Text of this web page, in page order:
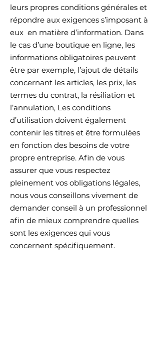
leurs propres conditions générales et
répondre aux exigences s’imposant à
eux en matière d’information. Dans
le cas d’une boutique en ligne, les
informations obligatoires peuvent
être par exemple, l’ajout de détails
concernant les articles, les prix, les
termes du contrat, la résiliation et
l’annulation, Les conditions
d’utilisation doivent également
contenir les titres et être formulées
en fonction des besoins de votre
propre entreprise. Afin de vous
assurer que vous respectez
pleinement vos obligations légales,
nous vous conseillons vivement de
demander conseil à un professionnel
afin de mieux comprendre quelles
sont les exigences qui vous
concernent spécifiquement.